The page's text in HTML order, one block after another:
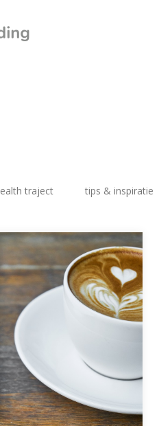
traject tips & inspiratie